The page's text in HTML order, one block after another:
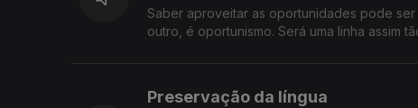
Saber aproveitar as oportunidades pode
outro, é oportunismo. Será uma linha assim
Preservação da língua